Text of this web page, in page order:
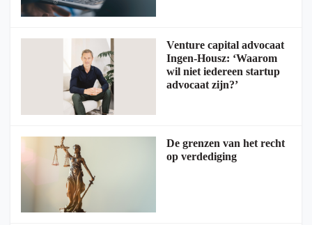
Venture capital advocaat
Ingen-Housz: ‘Waarom
wil niet iedereen startup
advocaat zijn?’
De grenzen van het recht
op verdediging